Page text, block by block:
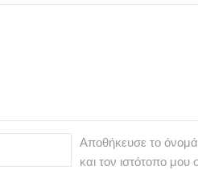
Αποθήκευσε το
και τον ιστότοπο μου